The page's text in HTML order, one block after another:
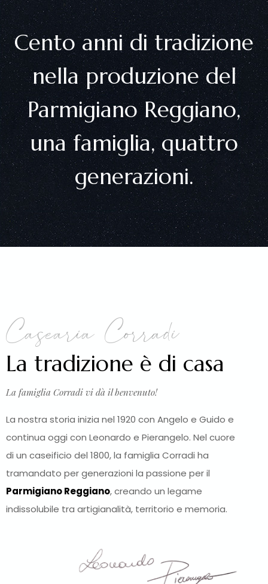
Cento anni di tradizione
nella produzione del
Parmigiano Reggiano,
una famiglia, quattro
generazioni.
Casearia Corradi
La tradizione è di casa
La famiglia Corradi vi dà il benvenuto!
La nostra storia inizia nel 1920 con Angelo e Guido e
continua oggi con Leonardo e Pierangelo. Nel cuore
di un caseificio del 1800, la famiglia Corradi ha
tramandato per generazioni la passione per il
Parmigiano Reggiano, creando un legame
indissolubile tra artigianalità, territorio e memoria.